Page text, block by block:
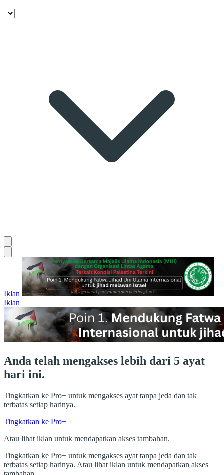
Iklan
Iklan
Anda telah mengakses lebih dari 5 ayat
hari ini.
Tingkatkan ke Pro+ untuk mengakses ayat tanpa jeda dan tak
terbatas setiap harinya.
Tingkatkan ke Pro+
Atau lihat iklan untuk mendapatkan akses tambahan.
Tingkatkan ke Pro+ untuk mengakses ayat tanpa jeda dan tak
terbatas setiap harinya. Atau lihat iklan untuk mendapatkan akses